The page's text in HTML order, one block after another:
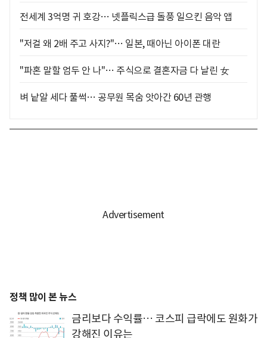
전세계 3억명 귀 호강… 넷플릭스급 돌풍 일으킨 음악 앱
"저걸 왜 2배 주고 사지?"… 일본, 때아닌 아이폰 대란
"파혼 말할 엄두 안 나"… 주식으로 결혼자금 다 날린 女
벼 낱알 세다 풀썩… 공무원 목숨 앗아간 60년 관행
정책 많이 본 뉴스
금리보다 수익률… 코스피 급락에도 원화가
강해진 이유는